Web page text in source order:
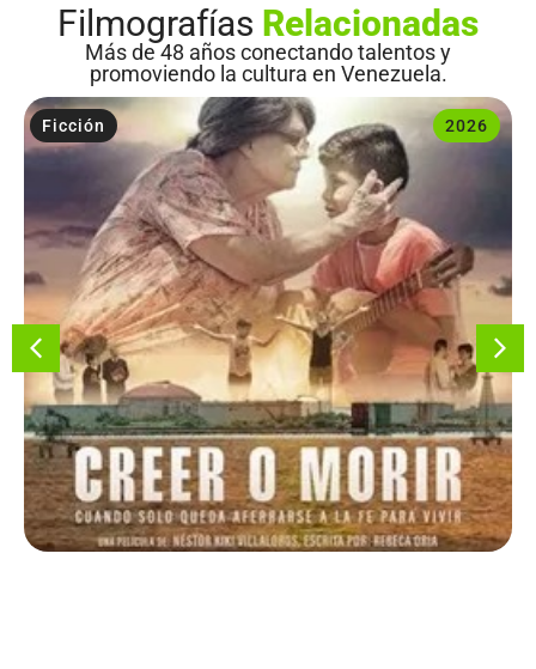
Filmografías Relacionadas
Más de 48 años conectando talentos y
promoviendo la cultura en Venezuela.
2026
Ficción